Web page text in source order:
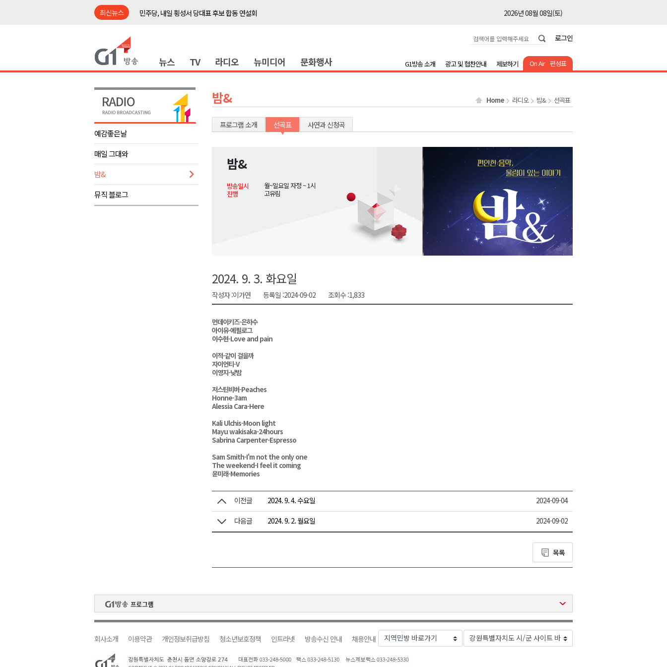
최신뉴스
민주당, 내일 횡성서 당대표 후보 합동 연설회
2026년 08월 08일(토)
2026년 08월 08일(토)
춘천시립 '장애아동전담어린이집' 개원
2026년 08월 08일(토)
양양군, 21일까지 '초등학생 틈새 돌봄' 시행
강원개발공사, 공기업 평가 2년 연속 '다'등급
2026년 08월 08일(토)
도-시군 첫 간담회..우상호 "하나된 공동체"
2026년 08월 08일(토)
민주당, 내일 횡성서 당대표 후보 합동 연설회
2026년 08월 08일(토)
철원 백마고지역~월정리역 경원선 복원 재개
2026년 08월 08일(토)
어젯밤 원주 아파트 정전..천 백여세대 불편
2026년 08월 08일(토)
2026년 08월 08일(토)
2026년 08월 08일(토)
2026년 08월 08일(토)
도-시군 첫 간담회..우상호 "하나된 공동체"
이 대통령, 사북·납북귀환어부 국가폭력 사과
로그인
뉴스 TV 라디오 뉴미디어 문화행사 On Air 편성표
G1방송 소개 광고 및 협찬안내 제보하기
예감좋은날
매일 그대와
밤&
뮤직 블로그
밤& Home 라디오 밤& 선곡표
프로그램 소개 선곡표 사연과 신청곡
밤&
방송일시
월~일요일 자정 ~ 1시
진행
고유림
2024. 9. 3. 화요일
작성자 :이가연 등록일 :2024-09-02 조회수 :1,833
먼데이키즈-은하수
아이유-에필로그
이수현-Love and pain
이적-같이 걸을까
자이언티-V
이영지-낮밤
저스틴비버-Peaches
Honne-3am
Alessia Cara-Here
Kali Ulchis-Moon light
Mayu wakisaka-24hours
Sabrina Carpenter-Espresso
Sam Smith-I'm not the only one
The weekend-I feel it coming
윤미래-Memories
이전글 2024. 9. 4. 수요일 2024-09-04
다음글 2024. 9. 2. 월요일 2024-09-02
목록
회사소개 이용약관 개인정보취급방침 청소년보호정책 인트라넷 방송수신 안내 채용안내